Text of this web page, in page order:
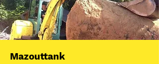
Mazouttank